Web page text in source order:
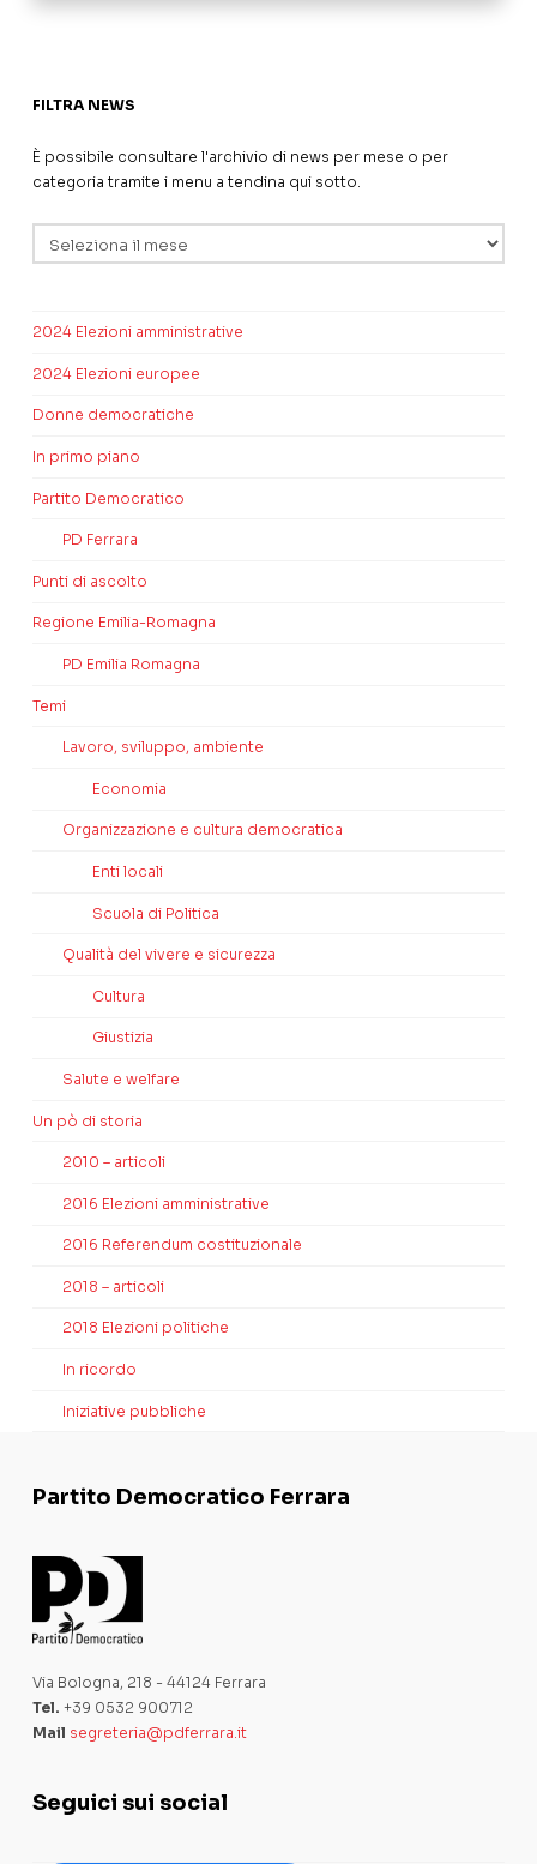
FILTRA NEWS
È possibile consultare l'archivio di news per mese o per
categoria tramite i menu a tendina qui sotto.
2024 Elezioni amministrative
2024 Elezioni europee
Donne democratiche
In primo piano
Partito Democratico
PD Ferrara
Punti di ascolto
Regione Emilia-Romagna
PD Emilia Romagna
Temi
Lavoro, sviluppo, ambiente
Economia
Organizzazione e cultura democratica
Enti locali
Scuola di Politica
Qualità del vivere e sicurezza
Cultura
Giustizia
Salute e welfare
Un pò di storia
2010 – articoli
2016 Elezioni amministrative
2016 Referendum costituzionale
2018 – articoli
2018 Elezioni politiche
In ricordo
Iniziative pubbliche
Partito Democratico Ferrara
Via Bologna, 218 - 44124 Ferrara
Tel. +39 0532 900712
Mail segreteria@pdferrara.it
Seguici sui social